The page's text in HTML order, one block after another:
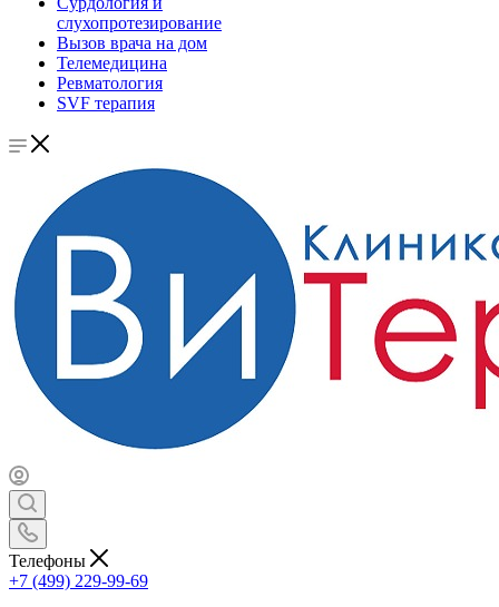
слухопротезирование
Вызов врача на дом
Телемедицина
Ревматология
SVF терапия
Телефоны
+7 (499) 229-99-69